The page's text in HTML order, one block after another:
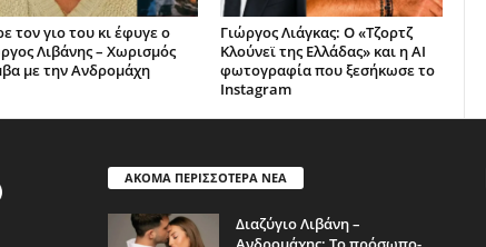
τον γιο του κι έφυγε ο
Λιβάνης – Χωρισμός
με την Ανδρομάχη
Γιώργος Λιάγκας: Ο «Τζορτζ
Κλούνεϊ της Ελλάδας» και η AI
φωτογραφία που ξεσήκωσε το
Instagram
ΑΚΟΜΑ ΠΕΡΙΣΣΟΤΕΡΑ ΝΕΑ
Διαζύγιο Λιβάνη –